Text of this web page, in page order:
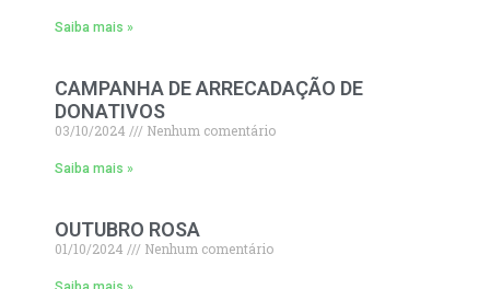
Saiba mais »
CAMPANHA DE ARRECADAÇÃO DE
DONATIVOS
03/10/2024 Nenhum comentário
Saiba mais »
OUTUBRO ROSA
01/10/2024 Nenhum comentário